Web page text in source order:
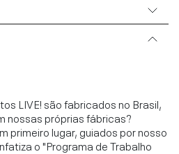
LIVE! são fabricados no Brasil,
nossas próprias fábricas?
primeiro lugar, guiados por nosso
o "Programa de Trabalho